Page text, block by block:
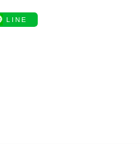
LINE